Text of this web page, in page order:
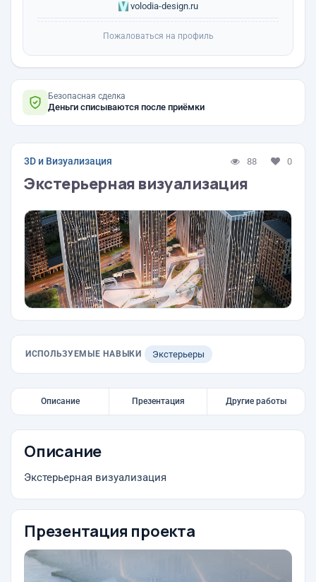
volodia-design.ru
Пожаловаться на профиль
Безопасная сделка
Деньги списываются после приёмки
3D и Визуализация 88 0
Экстерьерная визуализация
ИСПОЛЬЗУЕМЫЕ НАВЫКИ Экстерьеры
Описание Презентация Другие работы
Описание
Экстерьерная визуализация
Презентация проекта